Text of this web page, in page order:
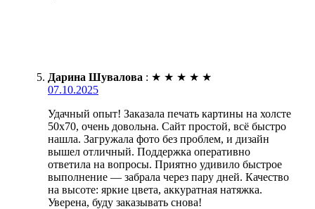
Дарина Шувалова : ★ ★ ★ ★ ★
07.10.2025
Удачный опыт! Заказала печать картины на холсте
50х70, очень довольна. Сайт простой, всё быстро
нашла. Загружала фото без проблем, и дизайн
вышел отличный. Поддержка оперативно
ответила на вопросы. Приятно удивило быстрое
выполнение — забрала через пару дней. Качество
на высоте: яркие цвета, аккуратная натяжка.
Уверена, буду заказывать снова!